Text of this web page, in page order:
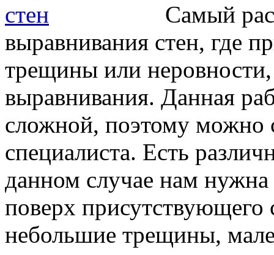
Самый
выравнивания стен, где
трещины или неровности,
выравнивания. Данная
сложной, поэтому можно
специалиста. Есть
данном случае нам
поверх присутствующего
небольшие трещины,